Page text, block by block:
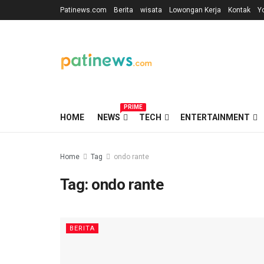
Patinews.com Berita wisata Lowongan Kerja Kontak
HOME NEWS
PRIME
TECH ENTERTAINMENT
Home Tag ondo rante
Tag: ondo rante
BERITA